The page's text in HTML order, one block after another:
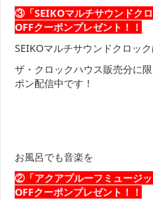
③「SEIKOマルチサウンドク
OFFクーポンプレゼント！！
SEIKOマルチサウンドクロッ
ザ・クロックハウス販売分に
ポン配信中です！
お風呂でも音楽を
②「アクアプルーフミュージ
OFFクーポンプレゼント！！